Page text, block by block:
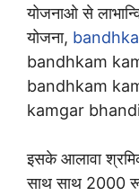
योजनाओ से
योजना,
bandhkam
bandhkam
kamgar bhandi
इसके आलावा
साथ साथ 2000